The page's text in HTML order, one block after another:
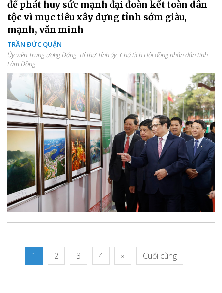
để phát huy sức mạnh đại đoàn kết toàn dân
tộc vì mục tiêu xây dựng tỉnh sớm giàu,
mạnh, văn minh
TRẦN ĐỨC QUẬN
Ủy viên Trung ương Đảng, Bí thư Tỉnh ủy, Chủ tịch Hội đồng nhân dân tỉnh
Lâm Đồng
1 2 3 4 » Cuối cùng